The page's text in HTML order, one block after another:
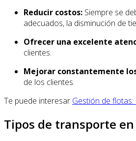
Reducir costos: Siempre se
adecuados, la disminución de
Ofrecer una excelente
clientes.
Mejorar constantemente
de los clientes.
Te puede interesar Gestión de
Tipos de transporte